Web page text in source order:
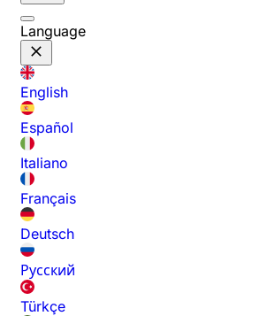
Language
English
Español
Italiano
Français
Deutsch
Русский
Türkçe